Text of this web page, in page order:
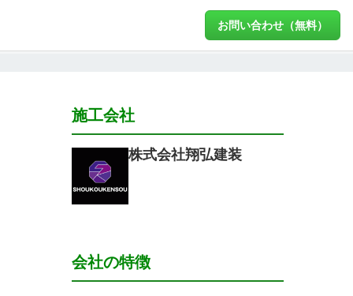
お問い合わせ（無料）
施工会社
株式会社翔弘建装
会社の特徴